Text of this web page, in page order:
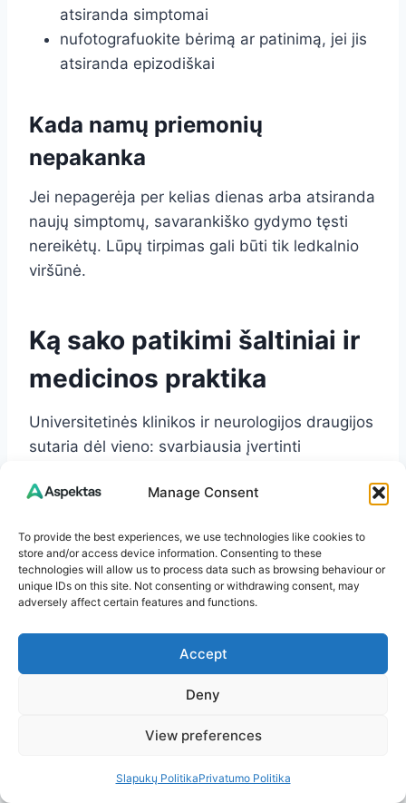
Manage Consent
To provide the best experiences, we use technologies like cookies to
store and/or access device information. Consenting to these
technologies will allow us to process data such as browsing behaviour or
unique IDs on this site. Not consenting or withdrawing consent, may
adversely affect certain features and functions.
Accept
Deny
View preferences
Slapukų PolitikaPrivatumo Politika
atsiranda simptomai
nufotografuokite bėrimą ar patinimą, jei jis
atsiranda epizodiškai
Kada namų priemonių
nepakanka
Jei nepagerėja per kelias dienas arba atsiranda
naujų simptomų, savarankiško gydymo tęsti
nereikėtų. Lūpų tirpimas gali būti tik ledkalnio
viršūnė.
Ką sako patikimi šaltiniai ir
medicinos praktika
Universitetinės klinikos ir neurologijos draugijos
sutaria dėl vieno: svarbiausia įvertinti
paprastą sudirginimą, ir skubią būklę.
Alergologai dažnai pabrėžia, kad veido ir lūpų
patinimas niekada neturėtų būti nuvertinamas.
Neurologai primena, kad staigus vienpusis
Dermatologai atkreipia dėmesį, kad „paprastos
suskeldėjusios lūpos“, kurios nepraeina
savaites, gali būti ne tik sausumo, bet ir